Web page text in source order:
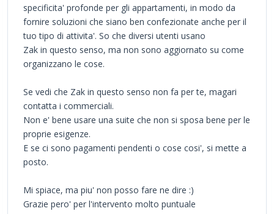
specificita' profonde per gli appartamenti, in modo da
fornire soluzioni che siano ben confezionate anche per il
tuo tipo di attivita'. So che diversi utenti usano
Zak in questo senso, ma non sono aggiornato su come
organizzano le cose.
Se vedi che Zak in questo senso non fa per te, magari
contatta i commerciali.
Non e' bene usare una suite che non si sposa bene per le
proprie esigenze.
E se ci sono pagamenti pendenti o cose cosi', si mette a
posto.
Mi spiace, ma piu' non posso fare ne dire :)
Grazie pero' per l'intervento molto puntuale